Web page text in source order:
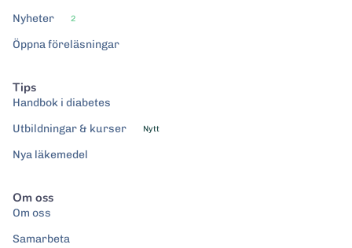
Nyheter
2
Öppna föreläsningar
Tips
Handbok i diabetes
Utbildningar & kurser
Nytt
Nya läkemedel
Om oss
Om oss
Samarbeta